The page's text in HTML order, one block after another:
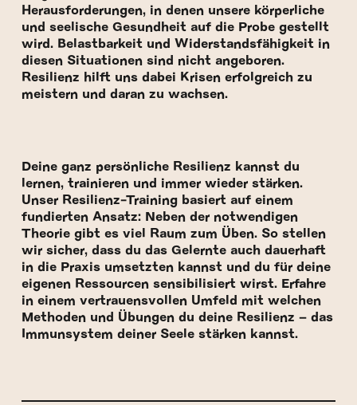
Herausforderungen, in denen unsere körperliche
und seelische Gesundheit auf die Probe gestellt
wird. Belastbarkeit und Widerstandsfähigkeit in
diesen Situationen sind nicht angeboren.
Resilienz hilft uns dabei Krisen erfolgreich zu
meistern und daran zu wachsen.
Deine ganz persönliche Resilienz kannst du
lernen, trainieren und immer wieder stärken.
Unser Resilienz-Training basiert auf einem
fundierten Ansatz: Neben der notwendigen
Theorie gibt es viel Raum zum Üben. So stellen
wir sicher, dass du das Gelernte auch dauerhaft
in die Praxis umsetzten kannst und du für deine
eigenen Ressourcen sensibilisiert wirst. Erfahre
in einem vertrauensvollen Umfeld mit welchen
Methoden und Übungen du deine Resilienz – das
Immunsystem deiner Seele stärken kannst.